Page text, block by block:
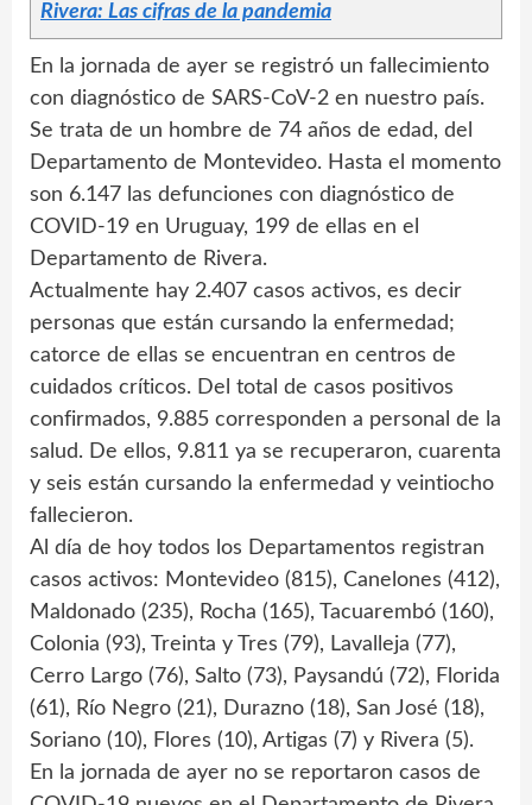
Rivera: Las cifras de la pandemia
En la jornada de ayer se registró un fallecimiento
con diagnóstico de SARS-CoV-2 en nuestro país.
Se trata de un hombre de 74 años de edad, del
Departamento de Montevideo. Hasta el momento
son 6.147 las defunciones con diagnóstico de
COVID-19 en Uruguay, 199 de ellas en el
Departamento de Rivera.
Actualmente hay 2.407 casos activos, es decir
personas que están cursando la enfermedad;
catorce de ellas se encuentran en centros de
cuidados críticos. Del total de casos positivos
confirmados, 9.885 corresponden a personal de la
salud. De ellos, 9.811 ya se recuperaron, cuarenta
y seis están cursando la enfermedad y veintiocho
fallecieron.
Al día de hoy todos los Departamentos registran
casos activos: Montevideo (815), Canelones (412),
Maldonado (235), Rocha (165), Tacuarembó (160),
Colonia (93), Treinta y Tres (79), Lavalleja (77),
Cerro Largo (76), Salto (73), Paysandú (72), Florida
(61), Río Negro (21), Durazno (18), San José (18),
Soriano (10), Flores (10), Artigas (7) y Rivera (5).
En la jornada de ayer no se reportaron casos de